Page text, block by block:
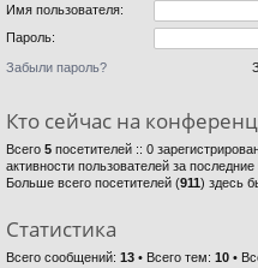
Имя пользователя:
Пароль:
Забыли пароль?
Кто сейчас на
Всего 5 посетителей :: 0
активности пользователей за
Больше всего посетителей (911) здесь
Статистика
Всего сообщений: 13 • Всего тем: 10 •